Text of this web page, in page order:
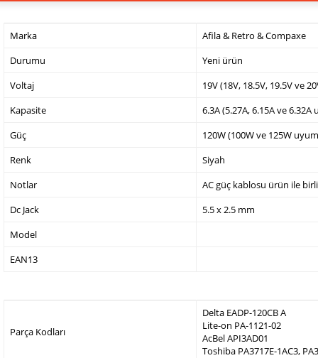
Marka
Afila & Retro & Compaxe
Durumu
Yeni ürün
Voltaj
19V (18V, 18.5V, 19.5V ve
Kapasite
6.3A (5.27A, 6.15A ve 6.32A
Güç
120W (100W ve 125W
Renk
Siyah
Notlar
AC güç kablosu ürün ile
Dc Jack
5.5 x 2.5 mm
Model
EAN13
Parça Kodları
Delta EADP-120CB A
Lite-on PA-1121-02
AcBel API3AD01
Toshiba PA3717E-1AC3,